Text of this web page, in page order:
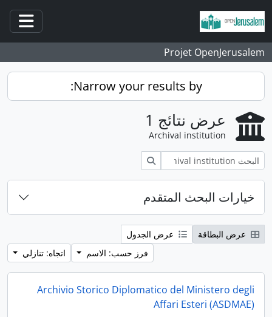
انتقل إلى المحتوى الرئيسي
فتح/
Projet OpenJerusalem
Narrow your results by:
عرض نتائج 1
Archival institution
بحث
خيارات البحث المتقدم
عرض البطاقة
عرض الجدول
فرز حسب: الاسم
اتجاه: تنازلي
Archivio Storico Diplomatico del Ministero degli
Affari Esteri (ASDMAE)